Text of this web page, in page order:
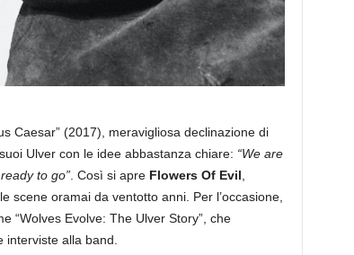
Caesar” (2017), meravigliosa declinazione di
Ulver con le idee abbastanza chiare: “We are
to go”. Così si apre Flowers Of Evil
scene oramai da ventotto anni. Per l’occasione,
“Wolves Evolve: The Ulver Story”, che
alla band.